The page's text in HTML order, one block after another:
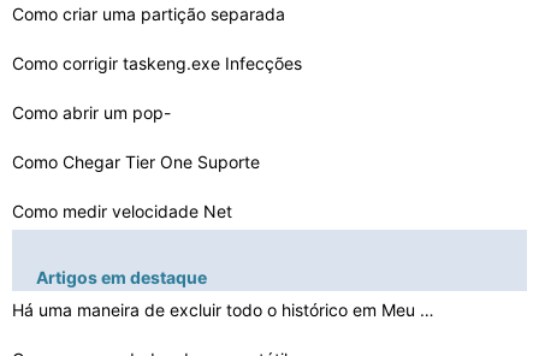
Como criar uma partição separada
Como corrigir taskeng.exe Infecções
Como abrir um pop-
Como Chegar Tier One Suporte
Como medir velocidade Net
Como criar um Altera Megafunction de meu projeto
Artigos em destaque
Há uma maneira de excluir todo o histórico em Meu Com…